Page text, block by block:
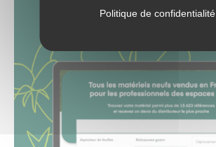
Politique de confidentialité